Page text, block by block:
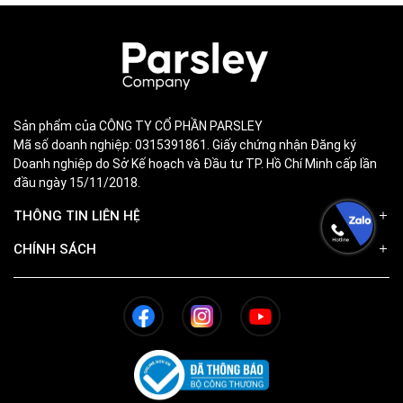
Sản phẩm của CÔNG TY CỔ PHẦN PARSLEY
Mã số doanh nghiệp: 0315391861. Giấy chứng nhận Đăng ký
Doanh nghiệp do Sở Kế hoạch và Đầu tư TP. Hồ Chí Minh cấp lần
đầu ngày 15/11/2018.
THÔNG TIN LIÊN HỆ
CHÍNH SÁCH